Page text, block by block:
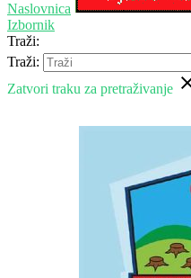
Naslovnica
Izbornik
Traži:
Traži:
Zatvori traku za pretraživanje